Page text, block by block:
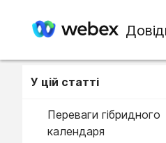
У цій статті
Переваги гібридного
календаря